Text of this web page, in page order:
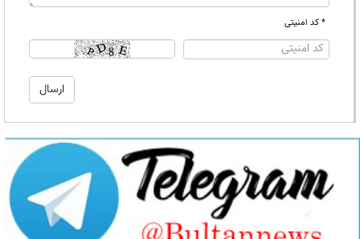
* کد امنیتی